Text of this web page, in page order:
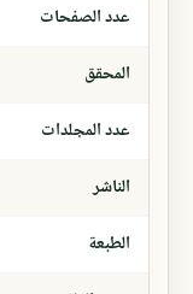
عدد الصفحات
المحقق
عدد المجلدات
الناشر
الطبعة